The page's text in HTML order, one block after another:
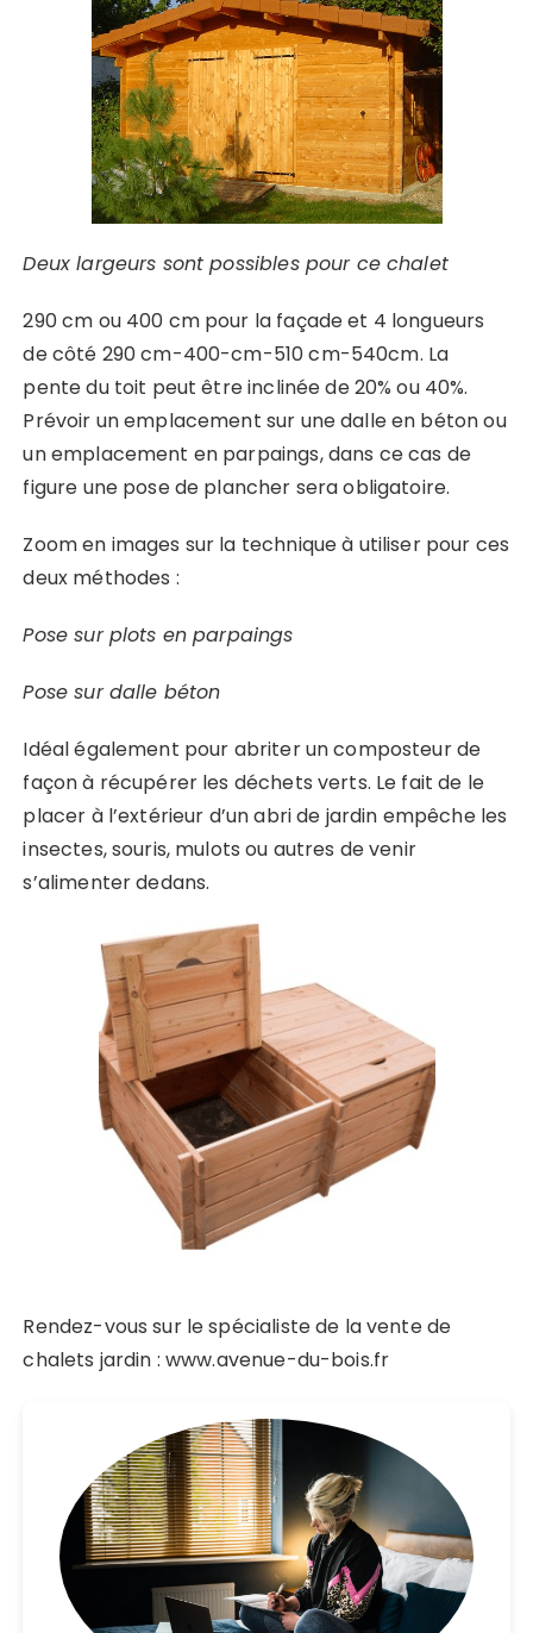
Deux largeurs sont possibles pour ce chalet
290 cm ou 400 cm pour la façade et 4 longueurs
de côté 290 cm-400-cm-510 cm-540cm. La
pente du toit peut être inclinée de 20% ou 40%.
Prévoir un emplacement sur une dalle en béton ou
un emplacement en parpaings, dans ce cas de
figure une pose de plancher sera obligatoire.
Zoom en images sur la technique à utiliser pour ces
deux méthodes :
Pose sur plots en parpaings
Pose sur dalle béton
Idéal également pour abriter un composteur de
façon à récupérer les déchets verts. Le fait de le
placer à l’extérieur d’un abri de jardin empêche les
insectes, souris, mulots ou autres de venir
s’alimenter dedans.
Rendez-vous sur le spécialiste de la vente de
chalets jardin : www.avenue-du-bois.fr